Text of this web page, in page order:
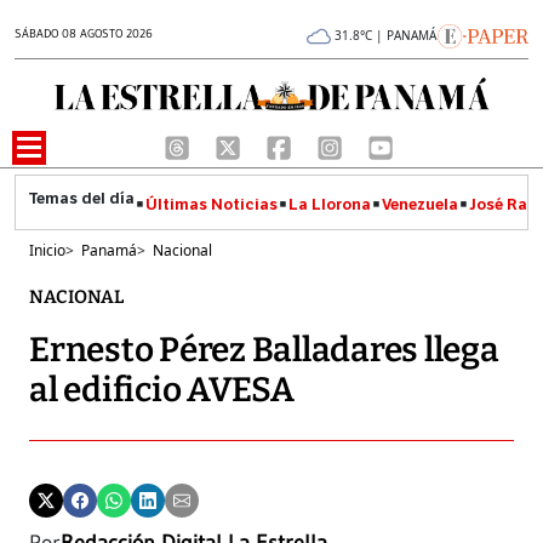
SÁBADO 08 AGOSTO 2026 31.8°C | PANAMÁ
Últimas Noticias La Llorona Venezuela José
Inicio> Panamá> Nacional
NACIONAL
Ernesto Pérez Balladares llega
al edificio AVESA